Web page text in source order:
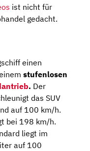
ist nicht für
gedacht.
einen
stufenlosen
. Der
das SUV
auf 100 km/h.
bei 198 km/h.
liegt im
auf 100